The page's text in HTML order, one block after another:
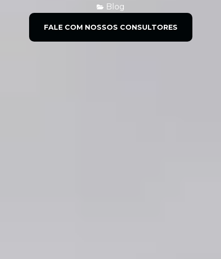
Blog
FALE COM NOSSOS CONSULTORES